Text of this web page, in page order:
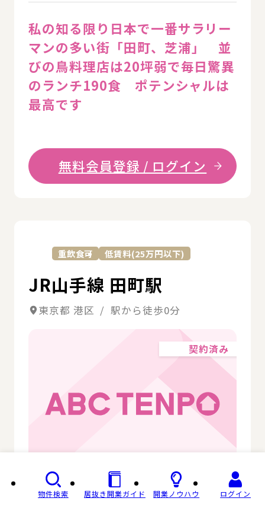
私の知る限り日本で一番サラリー
マンの多い街「田町、芝浦」 並
びの鳥料理店は20坪弱で毎日驚異
のランチ190食 ポテンシャルは
最高です
無料会員登録 / ログイン
重飲食可 低賃料(25万円以下)
JR山手線 田町駅
東京都 港区 / 駅から徒歩0分
契約済み
階層
1階～2階一括
物件検索 居抜き開業ガイド 開業ノウハウ ログイン